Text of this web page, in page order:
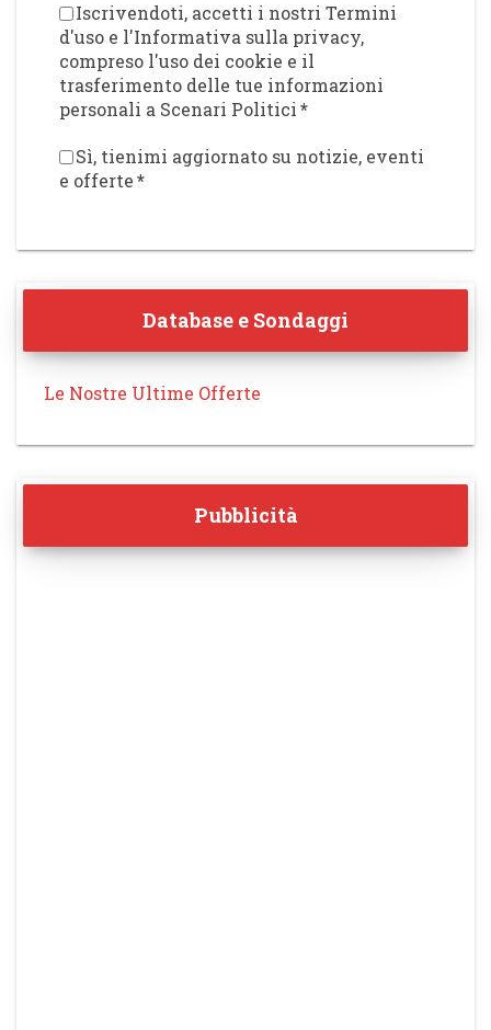
Iscrivendoti, accetti i nostri Termini
d'uso e l'Informativa sulla privacy,
compreso l'uso dei cookie e il
trasferimento delle tue informazioni
personali a Scenari Politici*
Sì, tienimi aggiornato su notizie, eventi
e offerte*
Database e Sondaggi
Le Nostre Ultime Offerte
Pubblicità